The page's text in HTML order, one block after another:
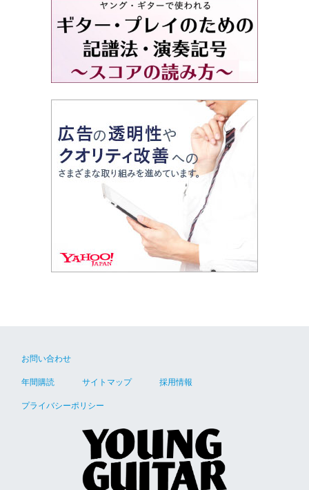
お問い合わせ
年間購読 サイトマップ 採用情報
プライバシーポリシー